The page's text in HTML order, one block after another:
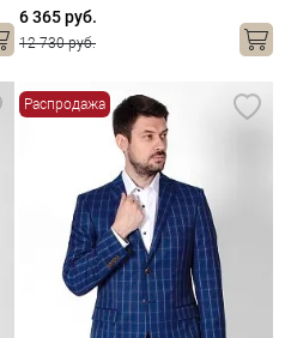
6 365 руб.
12 730 руб.
Распродажа